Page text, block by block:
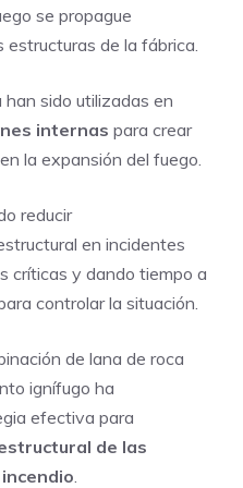
se propague
de la fábrica.
sido utilizadas en
internas para crear
la expansión del fuego.
reducir
en incidentes
críticas y dando tiempo a
controlar la situación.
de lana de roca
ignífugo ha
efectiva para
de las